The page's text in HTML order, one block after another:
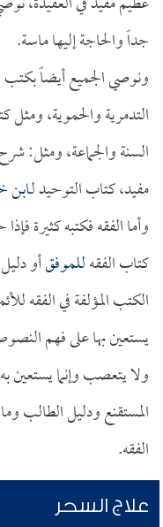
جداً والحاجة إليها ماسة.
ونوصي الجميع أيضاً
التدمرية والحموية، ومثل
السنة والجماعة، ومثل:
مفيد، كتاب التوحيد لـابن
وأما الفقه فكتبه كثيرة
كتاب الفقهللموفقأو
الكتب المؤلفة في الفقه
يستعين بها على فهم
ولا يتعصب وإنما
المستقنع ودليل الطالب
الفقه.
علاج السحر